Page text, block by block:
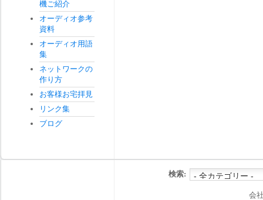
機ご紹介
オーディオ参考
資料
オーディオ用語
集
ネットワークの
作り方
お客様お宅拝見
リンク集
ブログ
検索:
会